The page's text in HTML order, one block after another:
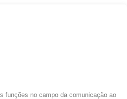
funções no campo da comunicação ao